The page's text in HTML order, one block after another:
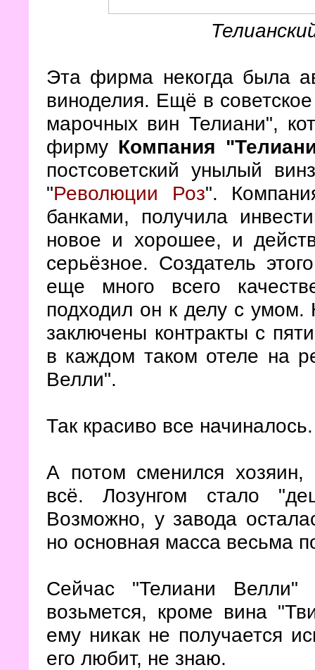
Эта фирма некогда была
виноделия. Ещё в
марочных вин Телиани",
фирму Компания
постсоветский унылый
"Революции Роз".
банками, получила
новое и хорошее, и
серьёзное. Создатель
еще много всего
подходил он к делу с
заключены контракты с
в каждом таком отеле на
Велли".
Так красиво все начиналось.
А потом сменился хозяин,
всё. Лозунгом стало
Возможно, у завода
но основная масса весьма
Сейчас "Телиани
возьмется, кроме вина
ему никак не получается
его любит, не знаю.